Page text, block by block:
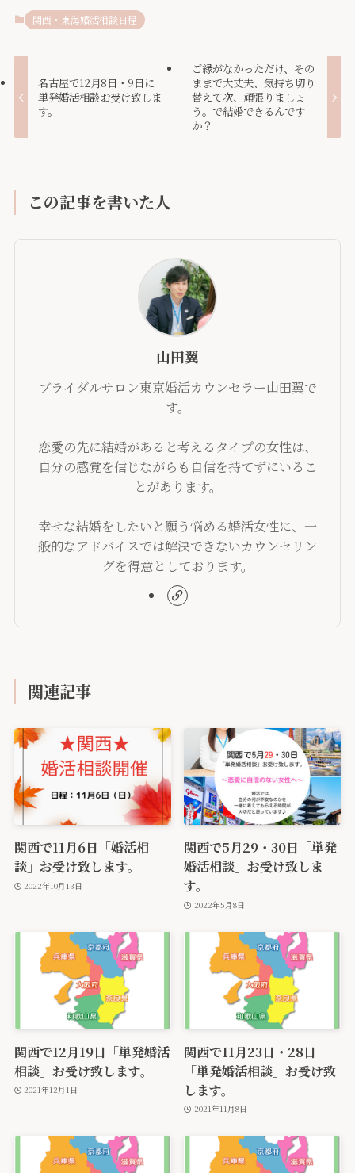
関西・東海婚活相談日程
名古屋で12月8日・9日に
単発婚活相談お受け致しま
す。
ご縁がなかっただけ、その
ままで大丈夫、気持ち切り
替えて次、頑張りましょ
う。で結婚できるんです
か？
この記事を書いた人
山田翼
ブライダルサロン東京婚活カウンセラー山田翼で
す。
恋愛の先に結婚があると考えるタイプの女性は、
自分の感覚を信じながらも自信を持てずにいるこ
とがあります。
幸せな結婚をしたいと願う悩める婚活女性に、一
般的なアドバイスでは解決できないカウンセリン
グを得意としております。
関連記事
関西で11月6日「婚活相
談」お受け致します。
2022年10月13日
関西で5月29・30日「単発
婚活相談」お受け致しま
す。
2022年5月8日
関西で12月19日「単発婚活
相談」お受け致します。
2021年12月1日
関西で11月23日・28日
「単発婚活相談」お受け致
します。
2021年11月8日